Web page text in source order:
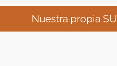
Nuestra propia